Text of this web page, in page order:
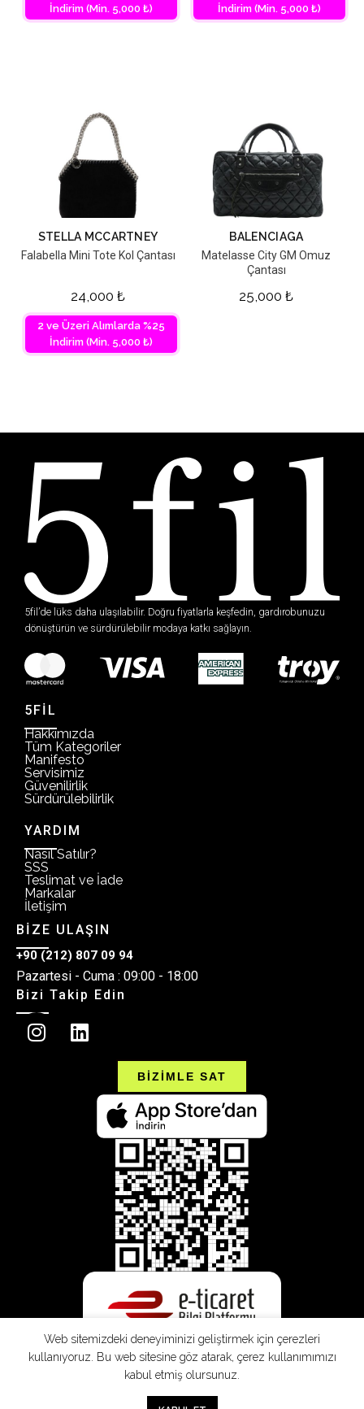
İndirim (Min. 5,000 ₺)
İndirim (Min. 5,000 ₺)
STELLA MCCARTNEY
Falabella Mini Tote Kol Çantası
24,000 ₺
2 ve Üzeri Alımlarda %25
İndirim (Min. 5,000 ₺)
BALENCIAGA
Matelasse City GM Omuz
Çantası
25,000 ₺
5fil’de lüks daha ulaşılabilir. Doğru fiyatlarla keşfedin, gardırobunuzu
dönüştürün ve sürdürülebilir modaya katkı sağlayın.
5FİL
Hakkımızda
Tüm Kategoriler
Manifesto
Servisimiz
Güvenilirlik
Sürdürülebilirlik
YARDIM
Nasıl Satılır?
SSS
Teslimat ve İade
Markalar
İletişim
BİZE ULAŞIN
+90 (212) 807 09 94
Pazartesi - Cuma : 09:00 - 18:00
Bizi Takip Edin
BİZİMLE SAT
Web sitemizdeki deneyiminizi geliştirmek için çerezleri
kullanıyoruz. Bu web sitesine göz atarak, çerez kullanımımızı
kabul etmiş olursunuz.